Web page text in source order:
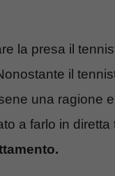
la presa il
il
una ragione
a farlo in